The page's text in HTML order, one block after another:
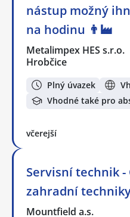
nástup možný
na hodinu 👨‍🏭
Metalimpex HES s.r.o.
Hrobčice
Plný úvazek
Vhodné také pro
včerejší
Servisní technik -
zahradní
Mountfield a.s.